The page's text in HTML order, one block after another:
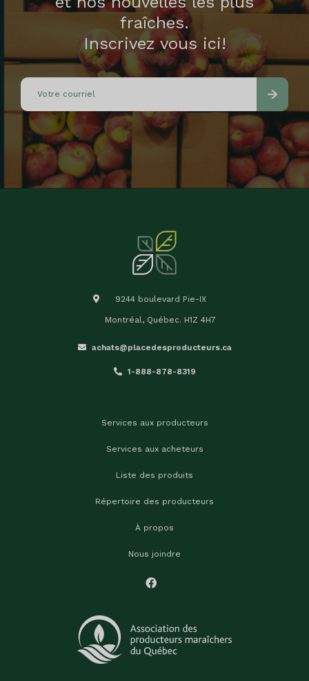
fraîches.
Inscrivez vous ici!
9244 boulevard Pie-IX
Montréal, Québec. H1Z 4H7
achats@placedesproducteurs.ca
1-888-878-8319
Services aux producteurs
Services aux acheteurs
Liste des produits
Répertoire des producteurs
À propos
Nous joindre